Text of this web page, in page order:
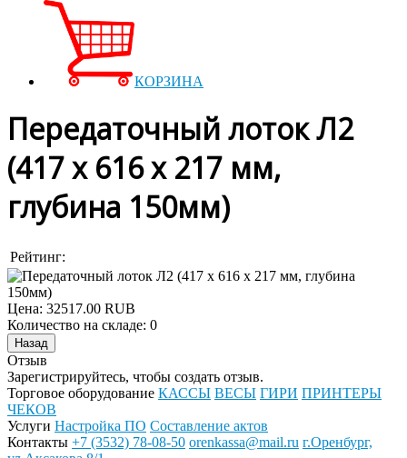
КОРЗИНА
Передаточный лоток Л2
(417 х 616 х 217 мм,
глубина 150мм)
Рейтинг:
Цена: 32517.00 RUB
Количество на складе: 0
Отзыв
Зарегистрируйтесь, чтобы создать отзыв.
Торговое оборудование КАССЫ ВЕСЫ ГИРИ ПРИНТЕРЫ
ЧЕКОВ
Услуги Настройка ПО Составление актов
Контакты +7 (3532) 78-08-50 orenkassa@mail.ru г.Оренбург,